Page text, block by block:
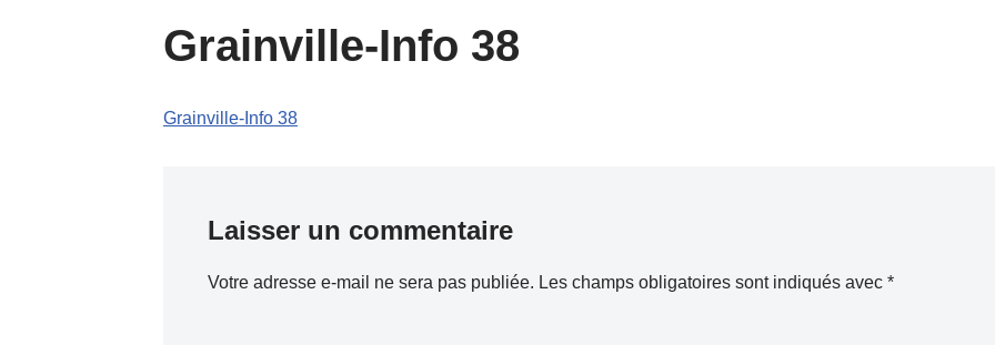
Grainville-Info 38
Grainville-Info 38
Laisser un commentaire
Votre adresse e-mail ne sera pas publiée. Les champs obligatoires sont indiqués avec *